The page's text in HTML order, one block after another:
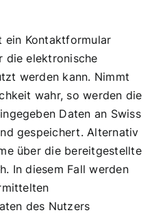
ein Kontaktformular
die elektronische
werden kann. Nimmt
wahr, so werden die
Daten an Swiss
gespeichert. Alternativ
über die bereitgestellte
In diesem Fall werden
des Nutzers